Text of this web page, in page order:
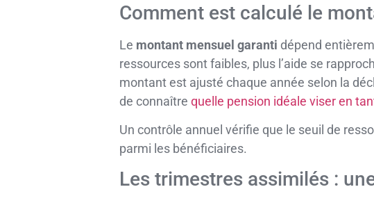
Comment est calculé le
Le montant mensuel garanti dépend
ressources sont faibles, plus l’aide se
montant est ajusté chaque année selon la
de connaître quelle pension idéale viser en
Un contrôle annuel vérifie que le seuil de
parmi les bénéficiaires.
Les trimestres assimilés :